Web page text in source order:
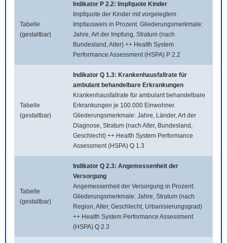
Tabelle
(gestaltbar)
Indikator P 2.2: Impfquote Kinder
Impfquote der Kinder mit vorgelegtem
Impfausweis in Prozent. Gliederungsmerkmale:
Jahre, Art der Impfung, Stratum (nach
Bundesland, Alter) ++ Health System
Performance Assessment (HSPA) P 2.2
Tabelle
(gestaltbar)
Indikator Q 1.3: Krankenhausfallrate für
ambulant behandelbare Erkrankungen
Krankenhausfallrate für ambulant behandelbare
Erkrankungen je 100.000 Einwohner.
Gliederungsmerkmale: Jahre, Länder, Art der
Diagnose, Stratum (nach Alter, Bundesland,
Geschlecht) ++ Health System Performance
Assessment (HSPA) Q 1.3
Tabelle
(gestaltbar)
Indikator Q 2.3: Angemessenheit der
Versorgung
Angemessenheit der Versorgung in Prozent:
Gliederungsmerkmale: Jahre, Stratum (nach
Region, Alter, Geschlecht, Urbanisierungsgrad)
++ Health System Performance Assessment
(HSPA) Q 2.3